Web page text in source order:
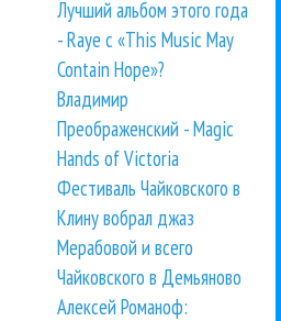
Лучший альбом этого года
- Raye с «This Music May
Contain Hope»?
Владимир
Преображенский - Magic
Hands of Victoria
Фестиваль Чайковского в
Клину вобрал джаз
Мерабовой и всего
Чайковского в Демьяново
Алексей Романоф: